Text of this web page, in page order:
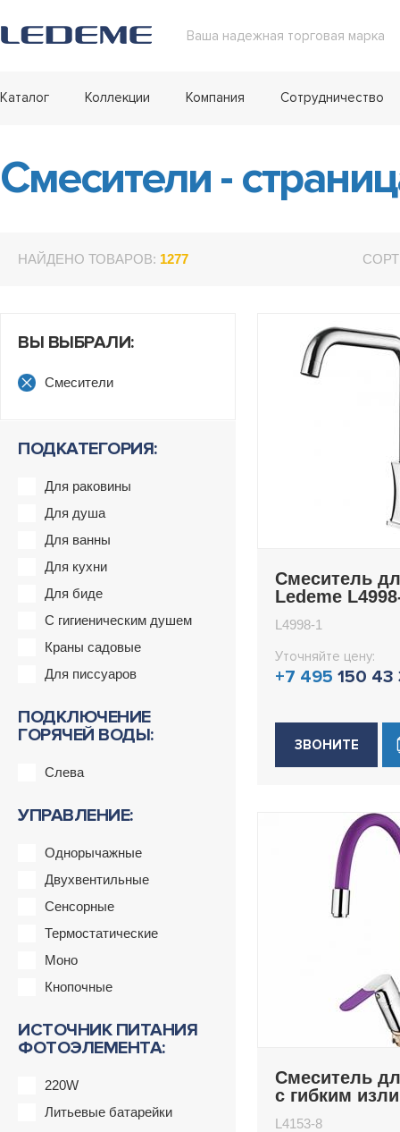
Ваша надежная торговая марка
Каталог Коллекции Компания Сотрудничество
Смесители -
НАЙДЕНО ТОВАРОВ: 1277
ВЫ ВЫБРАЛИ:
Смесители
ПОДКАТЕГОРИЯ:
Для раковины
Для душа
Для ванны
Для кухни
Для биде
С гигиеническим душем
Краны садовые
Для писсуаров
ПОДКЛЮЧЕНИЕ
ГОРЯЧЕЙ ВОДЫ:
Слева
УПРАВЛЕНИЕ:
Однорычажные
Двухвентильные
Сенсорные
Термостатические
Моно
Кнопочные
ИСТОЧНИК ПИТАНИЯ
ФОТОЭЛЕМЕНТА:
220W
Литьевые батарейки
Смеситель
Ledeme
L4998-1
Уточняйте цену:
+7 495 150 43
ЗВОНИТЕ
Смеситель
с гибким
L4153-8